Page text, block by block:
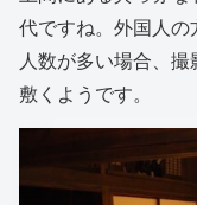
代ですね。外国人の
人数が多い場合、
敷くようです。